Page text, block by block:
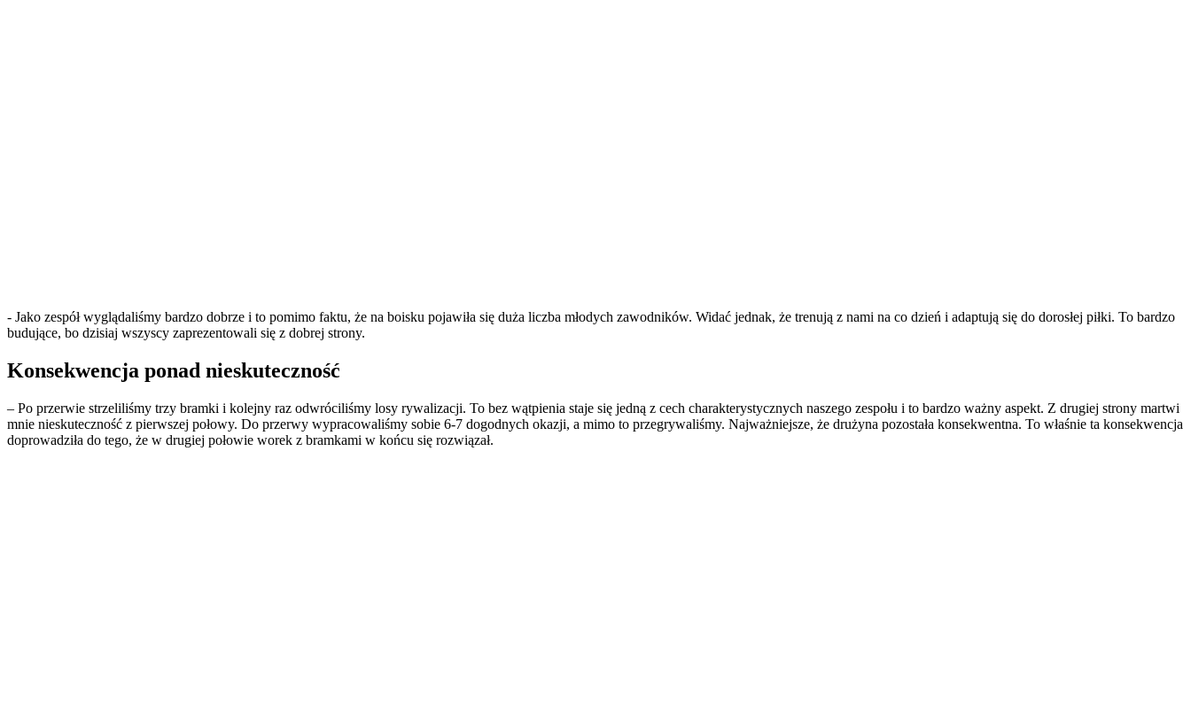
- Jako zespół wyglądaliśmy bardzo dobrze i to pomimo faktu, że na boisku pojawiła się duża liczba młodych zawodników. Widać jednak, że trenują z nami na co dzień i adaptują się do dorosłej piłki. To bardzo
budujące, bo dzisiaj wszyscy zaprezentowali się z dobrej strony.
​Konsekwencja ponad nieskuteczność
​– Po przerwie strzeliliśmy trzy bramki i kolejny raz odwróciliśmy losy rywalizacji. To bez wątpienia staje się jedną z cech charakterystycznych naszego zespołu i to bardzo ważny aspekt. Z drugiej strony martwi
mnie nieskuteczność z pierwszej połowy. Do przerwy wypracowaliśmy sobie 6-7 dogodnych okazji, a mimo to przegrywaliśmy. Najważniejsze, że drużyna pozostała konsekwentna. To właśnie ta konsekwencja
doprowadziła do tego, że w drugiej połowie worek z bramkami w końcu się rozwiązał.